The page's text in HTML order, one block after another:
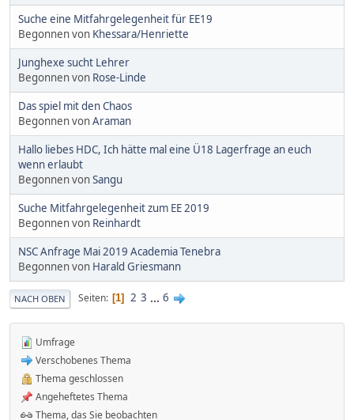
Suche eine Mitfahrgelegenheit für EE19
Begonnen von Khessara/Henriette
Junghexe sucht Lehrer
Begonnen von Rose-Linde
Das spiel mit den Chaos
Begonnen vonAraman
Hallo liebes HDC, Ich hätte mal eine Ü18 Lagerfrage an euch
wenn erlaubt
Begonnen vonSangu
Suche Mitfahrgelegenheit zum EE 2019
Begonnen von Reinhardt
NSC Anfrage Mai 2019 Academia Tenebra
Begonnen von Harald Griesmann
NACH OBEN Seiten 1 2 3 ... 6
Umfrage
Verschobenes Thema
Thema geschlossen
Angeheftetes Thema
Thema, das Sie beobachten